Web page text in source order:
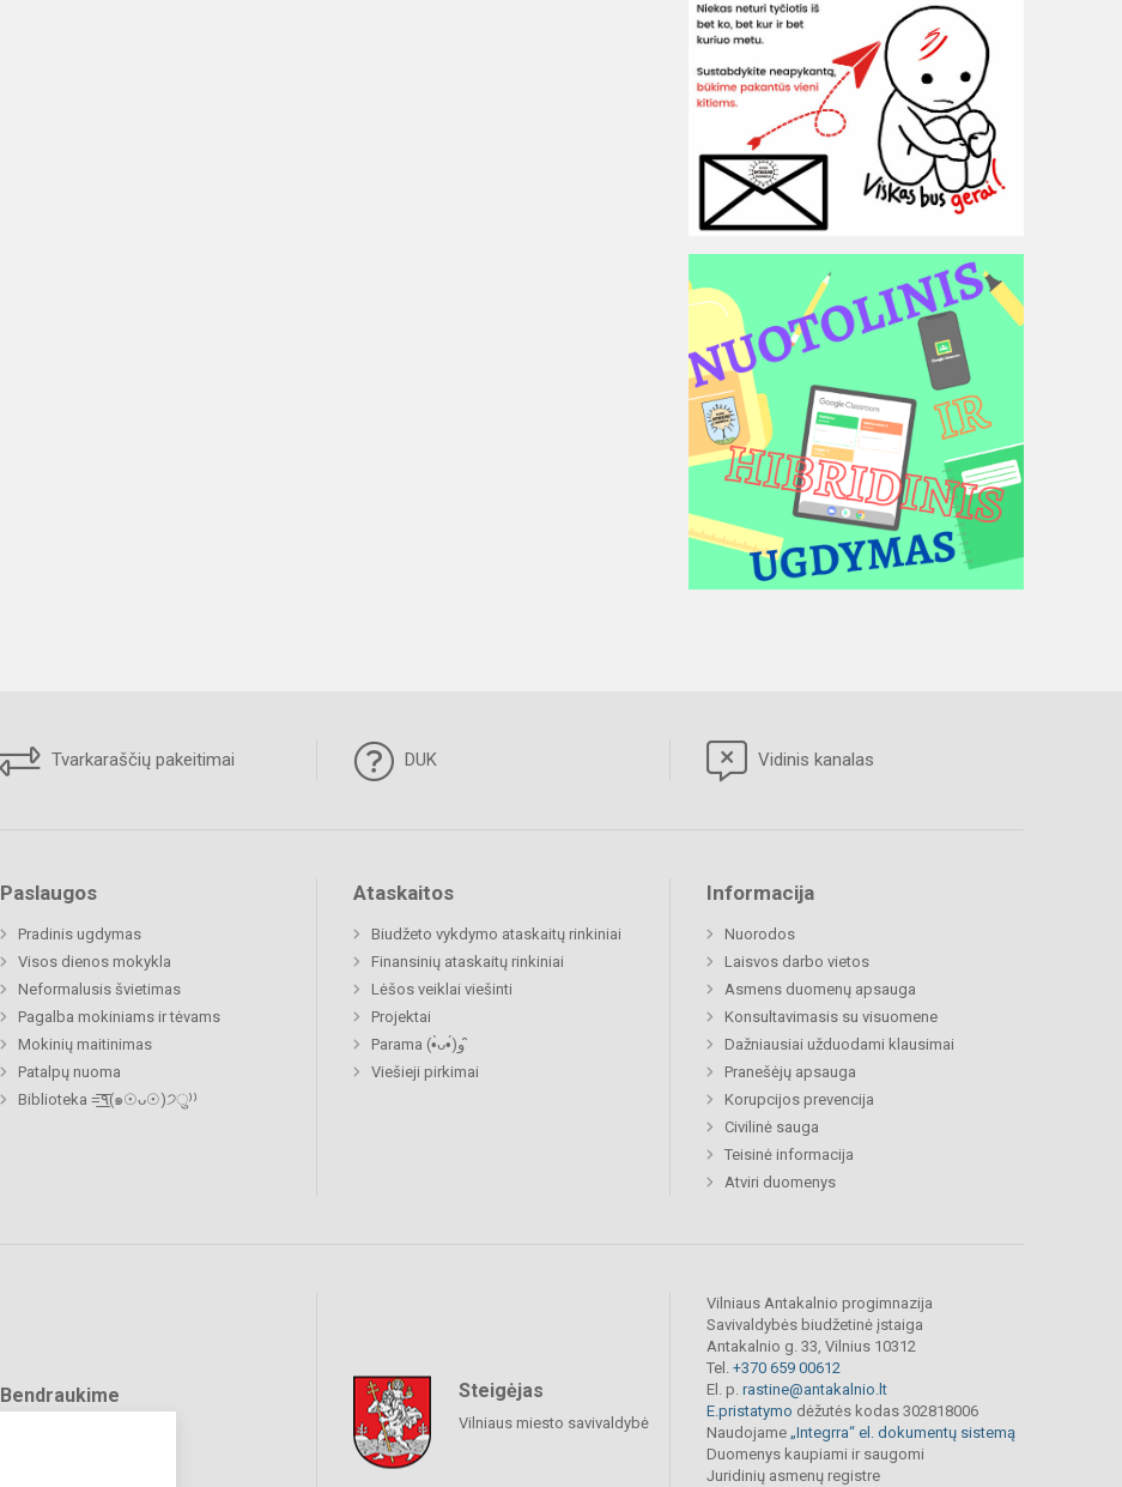
Tvarkaraščių pakeitimai DUK Vidinis kanalas
Paslaugos
Pradinis ugdymas
Visos dienos mokykla
Neformalusis švietimas
Pagalba mokiniams ir tėvams
Mokinių maitinimas
Patalpų nuoma
Biblioteka =͟͟͞͞٩(๑☉ᴗ☉)੭ु⁾⁾
Ataskaitos
Biudžeto vykdymo ataskaitų rinkiniai
Finansinių ataskaitų rinkiniai
Lėšos veiklai viešinti
Projektai
Parama (•̀ᴗ•́)و ̑̑
Viešieji pirkimai
Informacija
Nuorodos
Laisvos darbo vietos
Asmens duomenų apsauga
Konsultavimasis su visuomene
Dažniausiai užduodami klausimai
Pranešėjų apsauga
Korupcijos prevencija
Civilinė sauga
Teisinė informacija
Atviri duomenys
Bendraukime Steigėjas
Vilniaus miesto savivaldybė
Vilniaus Antakalnio progimnazija
Savivaldybės biudžetinė įstaiga
Antakalnio g. 33, Vilnius 10312
Tel. +370 659 00612
El. p. rastine@antakalnio.lt
E.pristatymo dėžutės kodas 302818006
Naudojame „Integrra“ el. dokumentų sistemą
Duomenys kaupiami ir saugomi
Juridinių asmenų registre